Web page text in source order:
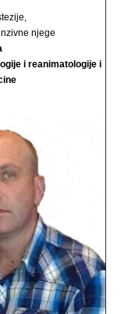
njege
i reanimatologije i